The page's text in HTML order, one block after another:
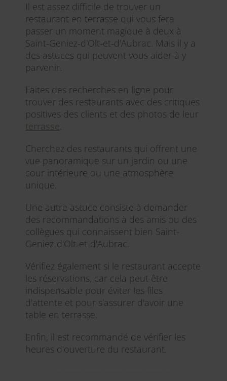
Il est assez difficile de trouver un
restaurant en terrasse qui vous fera
passer un moment magique à deux à
Saint-Geniez-d'Olt-et-d'Aubrac. Mais il y a
des astuces qui peuvent vous aider à y
parvenir.
Faites des recherches en ligne pour
trouver des restaurants avec des critiques
positives des clients et des photos de leur
terrasse.
Cherchez des restaurants qui offrent une
vue panoramique sur un jardin ou une
cour intérieure ou une atmosphère
unique.
Une autre astuce consiste à demander
des recommandations à des amis ou des
collègues qui connaissent bien Saint-
Geniez-d'Olt-et-d'Aubrac.
Vérifiez également si le restaurant accepte
les réservations, car cela peut être
indispensable pour éviter les files
d'attente et pour s'assurer d'avoir une
table en terrasse.
Enfin, il est recommandé de vérifier les
heures d'ouverture du restaurant.